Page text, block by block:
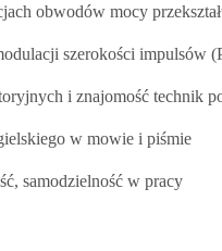
obwodów mocy
szerokości impulsów
i znajomość technik
w mowie i piśmie
samodzielność w pracy